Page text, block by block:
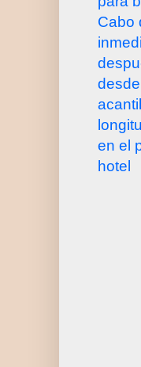
Cabo
en el
hotel